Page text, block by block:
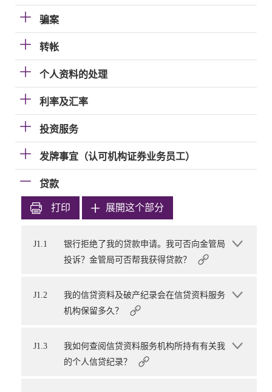
骗案
转帐
个人资料的处理
利率及汇率
投资服务
发牌事宜（认可机构证券业务员工）
贷款
打印 展開这个部分
J1.1
银行拒绝了我的贷款申请。我可否向金管局
投诉？金管局可否帮我获得贷款？
J1.2
我的信贷资料及破产纪录会在信贷资料服务
机构保留多久？
J1.3
我如何查阅信贷资料服务机构所持有有关我
的个人信贷纪录？